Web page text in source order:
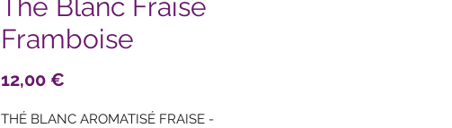
Thé Blanc Fraise
Framboise
12,00 €
THÉ BLANC AROMATISÉ FRAISE -